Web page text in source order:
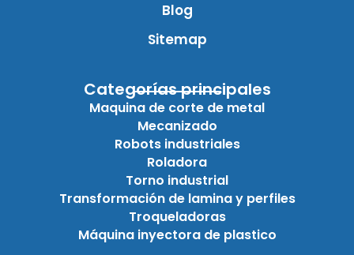
Blog
Sitemap
Categorías principales
Maquina de corte de metal
Mecanizado
Robots industriales
Roladora
Torno industrial
Transformación de lamina y perfiles
Troqueladoras
Máquina inyectora de plastico